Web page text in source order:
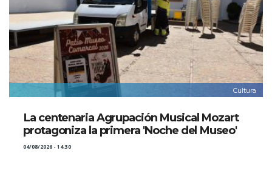
Cultura
La centenaria Agrupación Musical Mozart
protagoniza la primera 'Noche del Museo'
04/08/2026 - 14:30